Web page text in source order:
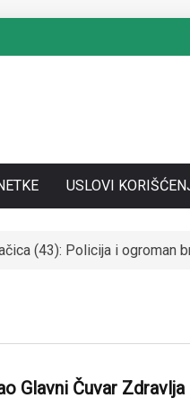
USLOVI
GROFA I
Glavni Čuvar Zdravlja